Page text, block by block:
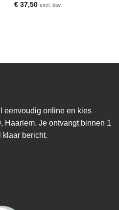
€37,50 excl. btw
eenvoudig online en kies
Haarlem. Je ontvangt binnen 1
klaar bericht.